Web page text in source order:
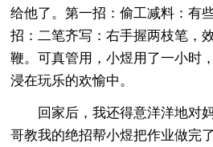
给他了。第一招：偷工减料：有
招：二笔齐写：右手握两枝笔，
鞭。可真管用，小煜用了一小时
浸在玩乐的欢愉中。
回家后，我还得意洋洋地对
哥教我的绝招帮小煜把作业做完